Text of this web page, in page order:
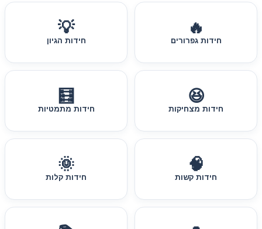
🔥
חידות גפרורים
💡
חידות הגיון
😆
חידות מצחיקות
🧮
חידות מתמטיות
🧠
חידות קשות
🌞
חידות קלות